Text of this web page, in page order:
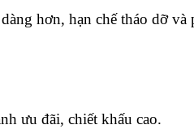
hơn, hạn chế tháo dỡ và
ưu đãi, chiết khấu cao.